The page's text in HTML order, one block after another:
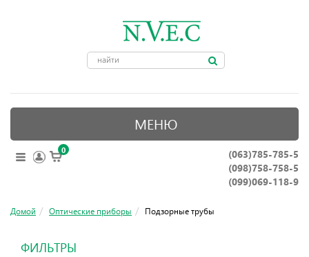
МЕНЮ
ОПТИЧЕСКИЕ ПРИБОРЫ
ПРИНАДЛЕЖНОСТИ ДЛЯ ОХОТЫ
0
(063)785-785-5
(098)758-758-5
(099)069-118-9
Домой Оптические приборы Подзорные трубы
ФИЛЬТРЫ